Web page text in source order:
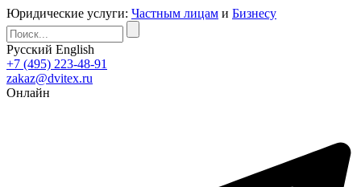
Юридические услуги: Частным лицам и Бизнесу
Русский English
+7 (495) 223-48-91
zakaz@dvitex.ru
Онлайн